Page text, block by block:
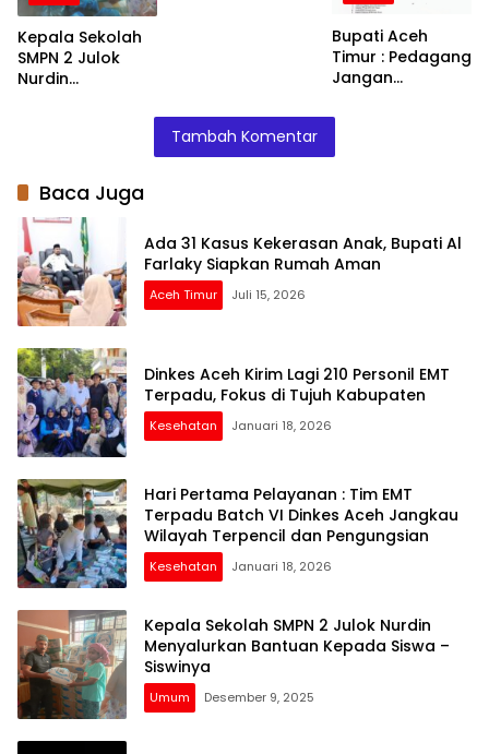
Kepala Sekolah
SMPN 2 Julok
Nurdin
Bupati Aceh
Timur : Pedagang
Jangan
Barang
Tambah Komentar
Baca Juga
Ada 31 Kasus Kekerasan Anak, Bupati Al
Farlaky Siapkan Rumah Aman
Aceh Timur Juli 15, 2026
Dinkes Aceh Kirim Lagi 210 Personil EMT
Terpadu, Fokus di Tujuh Kabupaten
Kesehatan Januari 18, 2026
Hari Pertama Pelayanan : Tim EMT
Terpadu Batch VI Dinkes Aceh Jangkau
Wilayah Terpencil dan Pengungsian
Kesehatan Januari 18, 2026
Kepala Sekolah SMPN 2 Julok Nurdin
Menyalurkan Bantuan Kepada Siswa –
Siswinya
Umum Desember 9, 2025